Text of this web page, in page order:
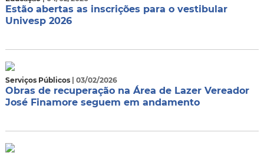
Estão abertas as inscrições para o vestibular
Univesp 2026
Serviços Públicos | 03/02/2026
Obras de recuperação na Área de Lazer Vereador
José Finamore seguem em andamento